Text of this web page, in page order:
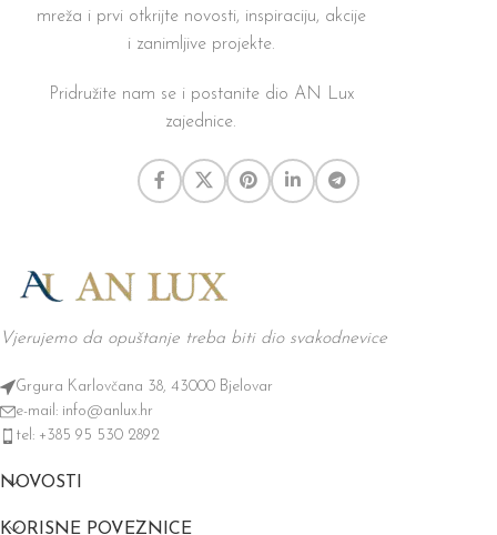
mreža i prvi otkrijte novosti, inspiraciju, akcije
i zanimljive projekte.
Pridružite nam se i postanite dio AN Lux
zajednice.
Vjerujemo da opuštanje treba biti dio svakodnevice
Grgura Karlovčana 38, 43000 Bjelovar
e-mail: info@anlux.hr
tel: +385 95 530 2892
NOVOSTI
KORISNE POVEZNICE